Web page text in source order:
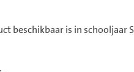
beschikbaar is in schooljaar